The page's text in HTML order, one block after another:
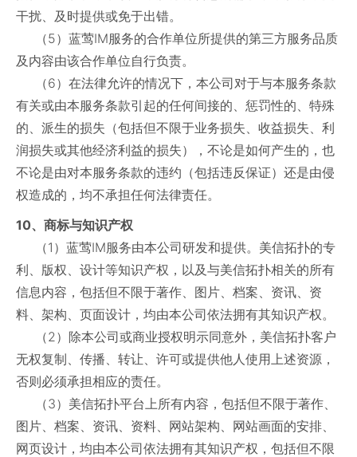
干扰、及时提供或免于出错。
（5）蓝莺IM服务的合作单位所提供的第三方服务品质
及内容由该合作单位自行负责。
（6）在法律允许的情况下，本公司对于与本服务条款
有关或由本服务条款引起的任何间接的、惩罚性的、特殊
的、派生的损失（包括但不限于业务损失、收益损失、利
润损失或其他经济利益的损失），不论是如何产生的，也
不论是由对本服务条款的违约（包括违反保证）还是由侵
权造成的，均不承担任何法律责任。
10、商标与知识产权
（1）蓝莺IM服务由本公司研发和提供。美信拓扑的专
利、版权、设计等知识产权，以及与美信拓扑相关的所有
信息内容，包括但不限于著作、图片、档案、资讯、资
料、架构、页面设计，均由本公司依法拥有其知识产权。
（2）除本公司或商业授权明示同意外，美信拓扑客户
无权复制、传播、转让、许可或提供他人使用上述资源，
否则必须承担相应的责任。
（3）美信拓扑平台上所有内容，包括但不限于著作、
图片、档案、资讯、资料、网站架构、网站画面的安排、
网页设计，均由本公司依法拥有其知识产权，包括但不限